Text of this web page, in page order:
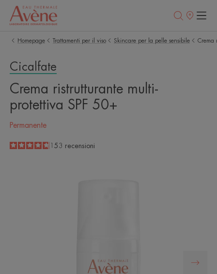
Punti
Homepage Trattamenti per il viso Skincare per la pelle sensibile Crema
Cicalfate
Crema ristrutturante multi-
protettiva SPF 50+
Permanente
4.7
/5153 recensioni